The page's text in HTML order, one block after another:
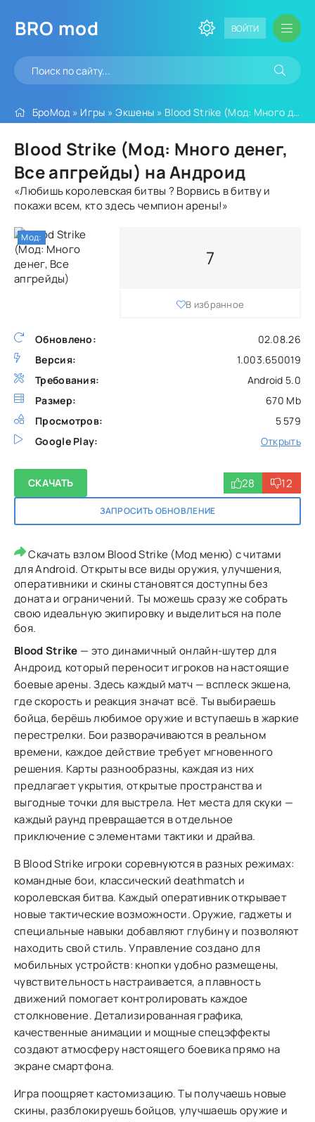
BRO mod ВОЙТИ
БроМод » Игры »Экшены » Blood Strike (Мод: Много денег, Все апгрейды)
Blood Strike (Мод: Много денег,
Все апгрейды) на Андроид
«Любишь королевская битвы ? Ворвись в битву и
покажи всем, кто здесь чемпион арены!»
Обновлено:
02.08.26
Версия:
1.003.650019
Требования:
Android 5.0
Размер:
670 Mb
Просмотров:
5 579
Google Play:
Открыть
7
В избранное
СКАЧАТЬ
ЗАПРОСИТЬ ОБНОВЛЕНИЕ
28 12
Мод:
Скачать взлом Blood Strike (Мод меню) с читами
для Android. Открыты все виды оружия, улучшения,
оперативники и скины становятся доступны без
доната и ограничений. Ты можешь сразу же собрать
свою идеальную экипировку и выделиться на поле
боя.
Blood Strike — это динамичный онлайн-шутер для
Андроид, который переносит игроков на настоящие
боевые арены. Здесь каждый матч — всплеск экшена,
где скорость и реакция значат всё. Ты выбираешь
бойца, берёшь любимое оружие и вступаешь в жаркие
перестрелки. Бои разворачиваются в реальном
времени, каждое действие требует мгновенного
решения. Карты разнообразны, каждая из них
предлагает укрытия, открытые пространства и
выгодные точки для выстрела. Нет места для скуки —
каждый раунд превращается в отдельное
приключение с элементами тактики и драйва.
В Blood Strike игроки соревнуются в разных режимах:
командные бои, классический deathmatch и
королевская битва. Каждый оперативник открывает
новые тактические возможности. Оружие, гаджеты и
специальные навыки добавляют глубину и позволяют
находить свой стиль. Управление создано для
мобильных устройств: кнопки удобно размещены,
чувствительность настраивается, а плавность
движений помогает контролировать каждое
столкновение. Детализированная графика,
качественные анимации и мощные спецэффекты
создают атмосферу настоящего боевика прямо на
экране смартфона.
Игра поощряет кастомизацию. Ты получаешь новые
скины, разблокируешь бойцов, улучшаешь оружие и